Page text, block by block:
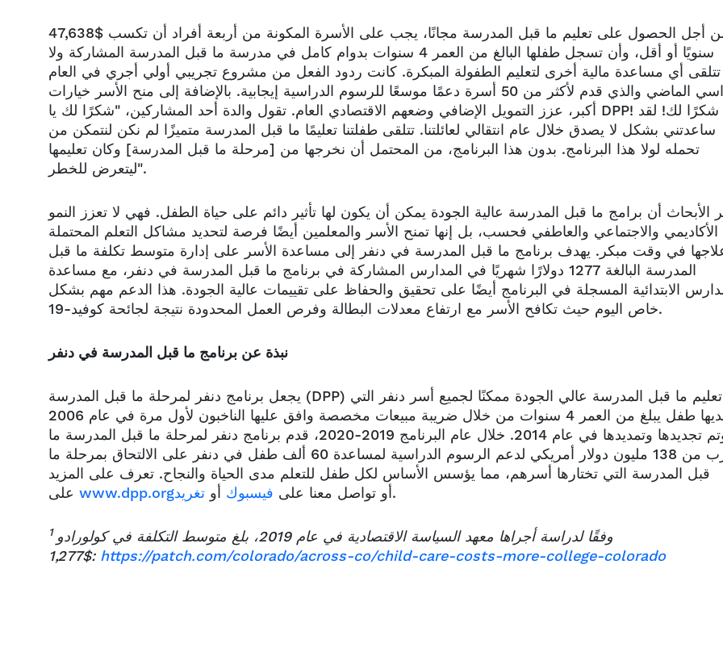
من أجل الحصول على تعليم ما قبل المدرسة مجانًا، يجب على الأسرة المكونة من أربعة أفراد أن تكسب $47,638
سنويًا أو أقل، وأن تسجل طفلها البالغ من العمر 4 سنوات بدوام كامل في مدرسة ما قبل المدرسة المشاركة ولا
تتلقى أي مساعدة مالية أخرى لتعليم الطفولة المبكرة. كانت ردود الفعل من مشروع تجريبي أولي أجري في العام
الدراسي الماضي والذي قدم لأكثر من 50 أسرة دعمًا موسعًا للرسوم الدراسية إيجابية. بالإضافة إلى منح الأسر خيارات
أكبر، عزز التمويل الإضافي وضعهم الاقتصادي العام. تقول والدة أحد المشاركين، "شكرًا لك يا DPP! شكرًا لك! لقد
ساعدتني بشكل لا يصدق خلال عام انتقالي لعائلتنا. تتلقى طفلتنا تعليمًا ما قبل المدرسة متميزًا لم نكن لنتمكن من
تحمله لولا هذا البرنامج. بدون هذا البرنامج، من المحتمل أن نخرجها من [مرحلة ما قبل المدرسة] وكان تعليمها
ليتعرض للخطر".
الأبحاث أن برامج ما قبل المدرسة عالية الجودة يمكن أن يكون لها تأثير دائم على حياة الطفل. فهي لا تعزز النمو
الأكاديمي والاجتماعي والعاطفي فحسب، بل إنها تمنح الأسر والمعلمين أيضًا فرصة لتحديد مشاكل التعلم المحتملة
في وقت مبكر. يهدف برنامج ما قبل المدرسة في دنفر إلى مساعدة الأسر على إدارة متوسط تكلفة ما قبل
المدرسة البالغة 1277 دولارًا شهريًا في المدارس المشاركة في برنامج ما قبل المدرسة في دنفر، مع مساعدة
الابتدائية المسجلة في البرنامج أيضًا على تحقيق والحفاظ على تقييمات عالية الجودة. هذا الدعم مهم بشكل
خاص اليوم حيث تكافح الأسر مع ارتفاع معدلات البطالة وفرص العمل المحدودة نتيجة لجائحة كوفيد-19.
نبذة عن برنامج ما قبل المدرسة في دنفر
يجعل برنامج دنفر لمرحلة ما قبل المدرسة (DPP) تعليم ما قبل المدرسة عالي الجودة ممكنًا لجميع أسر دنفر التي
لديها طفل يبلغ من العمر 4 سنوات من خلال ضريبة مبيعات مخصصة وافق عليها الناخبون لأول مرة في عام 2006
وتم تجديدها وتمديدها في عام 2014. خلال عام البرنامج 2019-2020، قدم برنامج دنفر لمرحلة ما قبل المدرسة ما
يقرب من 138 مليون دولار أمريكي لدعم الرسوم الدراسية لمساعدة 60 ألف طفل في دنفر على الالتحاق بمرحلة ما
قبل المدرسة التي تختارها أسرهم، مما يؤسس الأساس لكل طفل للتعلم مدى الحياة والنجاح. تعرف على المزيد
www.dpp.org أو تواصل معنا على فيسبوك أو تغريد .
1 وفقًا لدراسة أجراها معهد السياسة الاقتصادية في عام 2019، بلغ متوسط التكلفة في كولورادو
$1,277: https://patch.com/colorado/across-co/child-care-costs-more-college-colorado